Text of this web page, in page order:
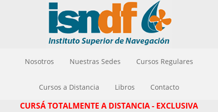
Nosotros Nuestras Sedes Cursos Regulares
Cursos a Distancia Libros Contacto
CURSÁ TOTALMENTE A DISTANCIA - EXCLUSIVA